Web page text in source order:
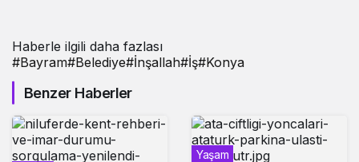
Haberle ilgili daha fazlası
#Bayram#Belediye#İnşallah#İş#Konya
Benzer Haberler
Yaşam